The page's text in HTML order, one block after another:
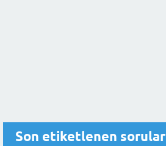
Son etiketlenen sorular